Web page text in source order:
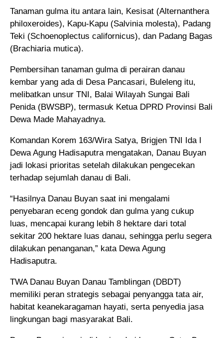
Tanaman gulma itu antara lain, Kesisat (Alternanthera
philoxeroides), Kapu-Kapu (Salvinia molesta), Padang
Teki (Schoenoplectus californicus), dan Padang Bagas
(Brachiaria mutica).
Pembersihan tanaman gulma di perairan danau
kembar yang ada di Desa Pancasari, Buleleng itu,
melibatkan unsur TNI, Balai Wilayah Sungai Bali
Penida (BWSBP), termasuk Ketua DPRD Provinsi Bali
Dewa Made Mahayadnya.
Komandan Korem 163/Wira Satya, Brigjen TNI Ida I
Dewa Agung Hadisaputra mengatakan, Danau Buyan
jadi lokasi prioritas setelah dilakukan pengecekan
terhadap sejumlah danau di Bali.
“Hasilnya Danau Buyan saat ini mengalami
penyebaran eceng gondok dan gulma yang cukup
luas, mencapai kurang lebih 8 hektare dari total
sekitar 200 hektare luas danau, sehingga perlu segera
dilakukan penanganan,” kata Dewa Agung
Hadisaputra.
TWA Danau Buyan Danau Tamblingan (DBDT)
memiliki peran strategis sebagai penyangga tata air,
habitat keanekaragaman hayati, serta penyedia jasa
lingkungan bagi masyarakat Bali.